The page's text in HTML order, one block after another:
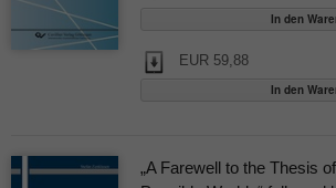
EUR 59,88
„A Farewell to the Thesis